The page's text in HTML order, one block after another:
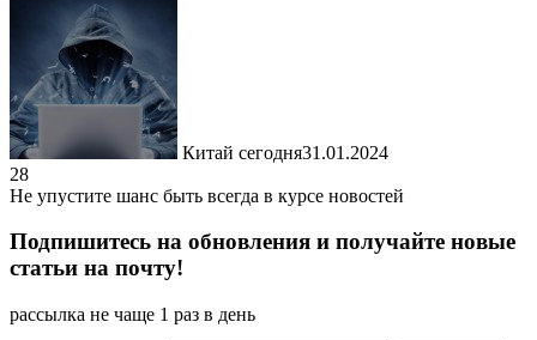
Китай сегодня31.01.2024
28
Не упустите шанс быть всегда в курсе новостей
Подпишитесь на обновления и получайте новые
статьи на почту!
рассылка не чаще 1 раз в день